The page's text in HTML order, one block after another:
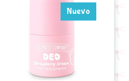
Nuevo